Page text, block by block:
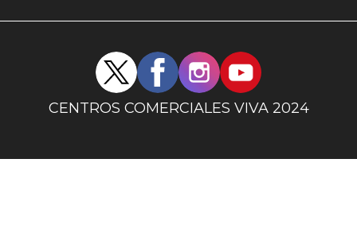
centroCENTROS COMERCIALES VIVA 2024